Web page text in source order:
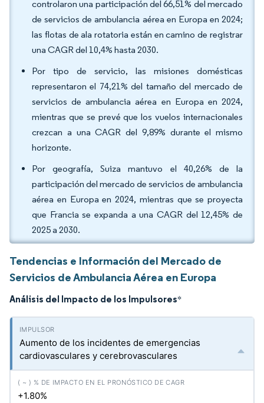
controlaron una participación del 66,51% del mercado
de servicios de ambulancia aérea en Europa en 2024;
las flotas de ala rotatoria están en camino de registrar
una CAGR del 10,4% hasta 2030.
Por tipo de servicio, las misiones domésticas
representaron el 74,21% del tamaño del mercado de
servicios de ambulancia aérea en Europa en 2024,
mientras que se prevé que los vuelos internacionales
crezcan a una CAGR del 9,89% durante el mismo
horizonte.
Por geografía, Suiza mantuvo el 40,26% de la
participación del mercado de servicios de ambulancia
aérea en Europa en 2024, mientras que se proyecta
que Francia se expanda a una CAGR del 12,45% de
2025 a 2030.
Tendencias e Información del Mercado de
Servicios de Ambulancia Aérea en Europa
Análisis del Impacto de los Impulsores*
Aumento de los incidentes de emergencias
cardiovasculares y cerebrovasculares
+1.80%